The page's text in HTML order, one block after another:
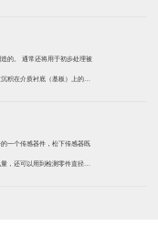
的。 通常还将用于初步处理被
积在介质衬底（基板）上的，
一个传感器件，松下传感器既
，还可以用到检测零件直径、